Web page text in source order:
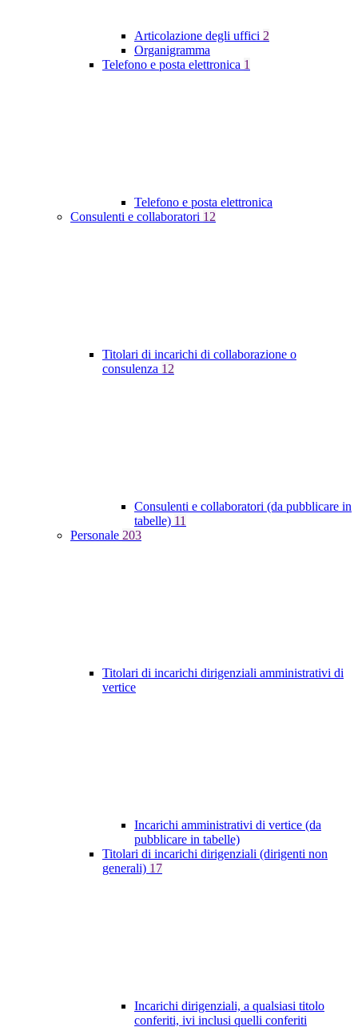
Articolazione degli uffici 2
Organigramma
Telefono e posta elettronica 1
Telefono e posta elettronica
Consulenti e collaboratori 12
Titolari di incarichi di collaborazione o
consulenza 12
Consulenti e collaboratori (da pubblicare in
tabelle) 11
Personale 203
Titolari di incarichi dirigenziali amministrativi di
vertice
Incarichi amministrativi di vertice (da
pubblicare in tabelle)
Titolari di incarichi dirigenziali (dirigenti non
generali) 17
Incarichi dirigenziali, a qualsiasi titolo
conferiti, ivi inclusi quelli conferiti